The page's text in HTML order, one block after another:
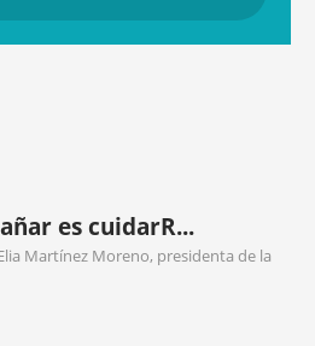
es cuidarR...
Martínez Moreno, presidenta de la